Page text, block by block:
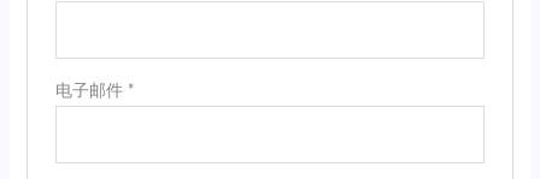
电子邮件 *